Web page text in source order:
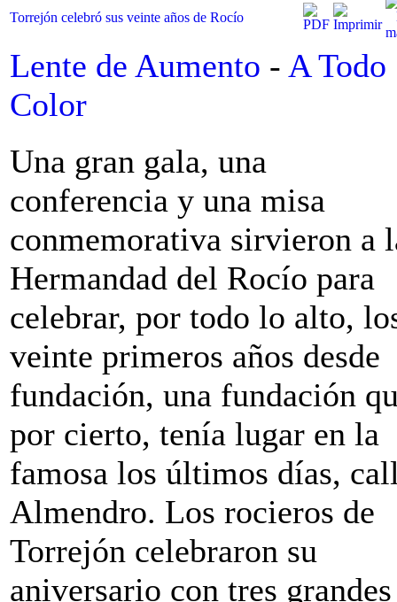
Torrejón celebró sus veinte años de Rocío
Lente de Aumento - A Todo
Color
Una gran gala, una
conferencia y una misa
conmemorativa sirvieron a
Hermandad del Rocío para
celebrar, por todo lo alto,
veinte primeros años desde
fundación, una fundación
por cierto, tenía lugar en la
famosa los últimos días,
Almendro. Los rocieros de
Torrejón celebraron su
aniversario con tres grandes